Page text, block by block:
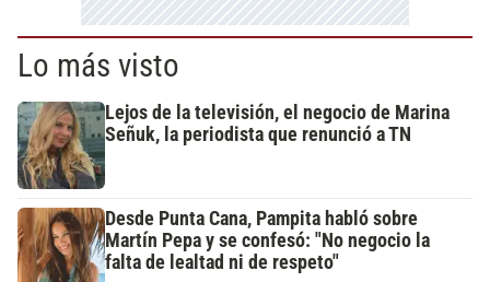
Lo más visto
Lejos de la televisión, el negocio de Marina
Señuk, la periodista que renunció a TN
Desde Punta Cana, Pampita habló sobre
Martín Pepa y se confesó: "No negocio la
falta de lealtad ni de respeto"